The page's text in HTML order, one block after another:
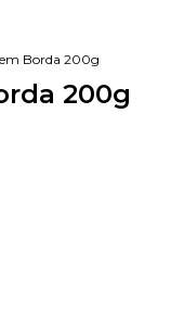
Borda 200g
200g